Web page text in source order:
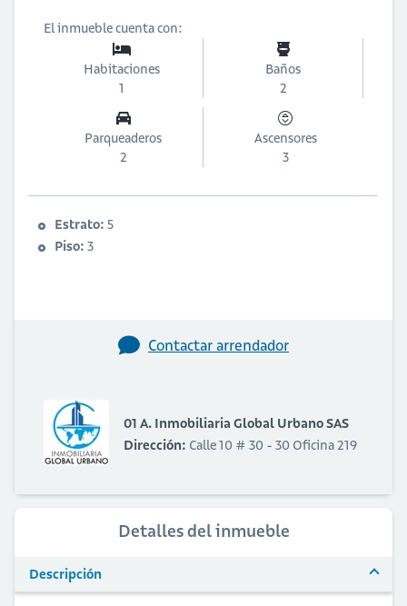
El inmueble cuenta con:
Habitaciones
1
Baños
2
Parqueaderos
2
Ascensores
3
Estrato: 5
Piso: 3
Contactar arrendador
01 A. Inmobiliaria Global Urbano SAS
Dirección: Calle 10 # 30 - 30 Oficina 219
Detalles del inmueble
Descripción